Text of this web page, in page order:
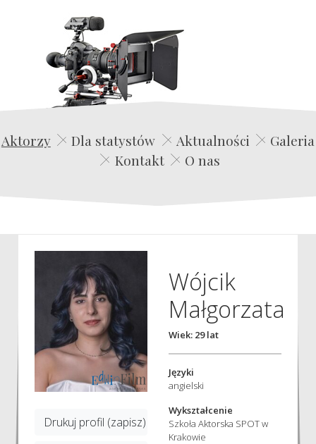
Edwin Film Agencja Aktorska
Aktorzy Dla statystów Aktualności
Galeria
Kontakt
O nas
Drukuj profil (zapisz)
Wójcik
Małgorzata
Wiek: 29 lat
Języki
angielski
Wykształcenie
Szkoła Aktorska SPOT w
Krakowie